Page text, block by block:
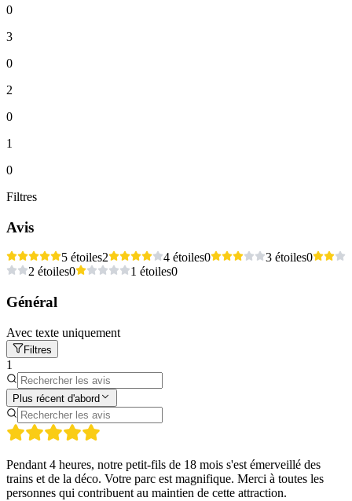
0
3
0
2
0
1
0
Filtres
Avis
5 étoiles2 4 étoiles0 3 étoiles0
2 étoiles0 1 étoiles0
Général
Avec texte uniquement
Filtres
1
Plus récent d'abord
Pendant 4 heures, notre petit-fils de 18 mois s'est émerveillé des
trains et de la déco. Votre parc est magnifique. Merci à toutes les
personnes qui contribuent au maintien de cette attraction.